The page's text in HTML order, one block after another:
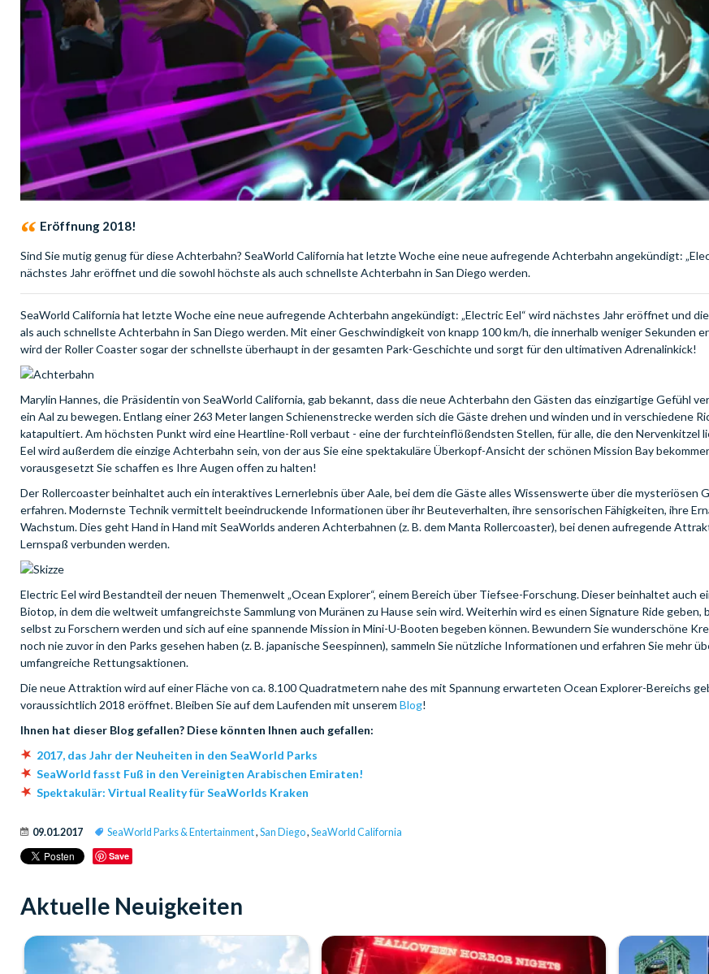
Eröffnung 2018!
Sind Sie mutig genug für diese Achterbahn? SeaWorld California hat letzte Woche eine neue aufregende Achterbahn angekündigt:
nächstes Jahr eröffnet und die sowohl höchste als auch schnellste Achterbahn in San Diego werden.
SeaWorld California hat letzte Woche eine neue aufregende Achterbahn angekündigt: „Electric Eel“ wird nächstes Jahr eröffnet und
als auch schnellste Achterbahn in San Diego werden. Mit einer Geschwindigkeit von knapp 100 km/h, die innerhalb weniger Sekunden
wird der Roller Coaster sogar der schnellste überhaupt in der gesamten Park-Geschichte und sorgt für den ultimativen Adrenalinkick!
Marylin Hannes, die Präsidentin von SeaWorld California, gab bekannt, dass die neue Achterbahn den Gästen das einzigartige Gefühl
ein Aal zu bewegen. Entlang einer 263 Meter langen Schienenstrecke werden sich die Gäste drehen und winden und in verschiedene
katapultiert. Am höchsten Punkt wird eine Heartline-Roll verbaut - eine der furchteinflößendsten Stellen, für alle, die den Nervenkitzel
Eel wird außerdem die einzige Achterbahn sein, von der aus Sie eine spektakuläre Überkopf-Ansicht der schönen Mission Bay
vorausgesetzt Sie schaffen es Ihre Augen offen zu halten!
Der Rollercoaster beinhaltet auch ein interaktives Lernerlebnis über Aale, bei dem die Gäste alles Wissenswerte über die mysteriösen
erfahren. Modernste Technik vermittelt beeindruckende Informationen über ihr Beuteverhalten, ihre sensorischen Fähigkeiten, ihre
Wachstum. Dies geht Hand in Hand mit SeaWorlds anderen Achterbahnen (z. B. dem Manta Rollercoaster), bei denen aufregende
Lernspaß verbunden werden.
Electric Eel wird Bestandteil der neuen Themenwelt „Ocean Explorer“, einem Bereich über Tiefsee-Forschung. Dieser beinhaltet auch
Biotop, in dem die weltweit umfangreichste Sammlung von Muränen zu Hause sein wird. Weiterhin wird es einen Signature Ride geben,
selbst zu Forschern werden und sich auf eine spannende Mission in Mini-U-Booten begeben können. Bewundern Sie wunderschöne
noch nie zuvor in den Parks gesehen haben (z. B. japanische Seespinnen), sammeln Sie nützliche Informationen und erfahren Sie mehr
umfangreiche Rettungsaktionen.
Die neue Attraktion wird auf einer Fläche von ca. 8.100 Quadratmetern nahe des mit Spannung erwarteten Ocean Explorer-Bereichs
voraussichtlich 2018 eröffnet. Bleiben Sie auf dem Laufenden mit unserem Blog!
Ihnen hat dieser Blog gefallen? Diese könnten Ihnen auch gefallen:
2017, das Jahr der Neuheiten in den SeaWorld Parks
SeaWorld fasst Fuß in den Vereinigten Arabischen Emiraten!
Spektakulär: Virtual Reality für SeaWorlds Kraken
09.01.2017 SeaWorld Parks & Entertainment, San Diego, SeaWorld California
Save
Aktuelle Neuigkeiten